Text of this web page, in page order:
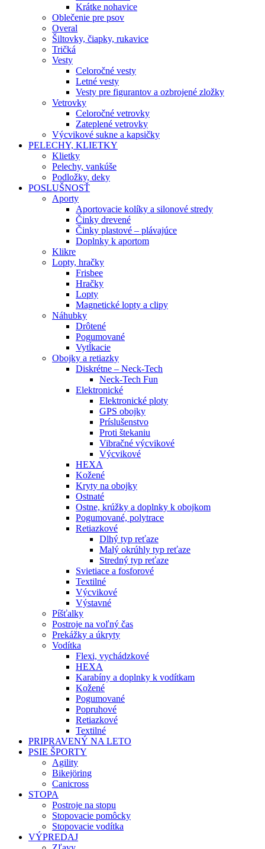
Krátke nohavice
Oblečenie pre psov
Overal
Šiltovky, čiapky, rukavice
Tričká
Vesty
Celoročné vesty
Letné vesty
Vesty pre figurantov a ozbrojené zložky
Vetrovky
Celoročné vetrovky
Zateplené vetrovky
Výcvikové sukne a kapsičky
PELECHY, KLIETKY
Klietky
Pelechy, vankúše
Podložky, deky
POSLUŠNOSŤ
Aporty
Aportovacie kolíky a silonové stredy
Činky drevené
Činky plastové – plávajúce
Doplnky k aportom
Klikre
Lopty, hračky
Frisbee
Hračky
Lopty
Magnetické lopty a clipy
Náhubky
Drôtené
Pogumované
Vytĺkacie
Obojky a retiazky
Diskrétne – Neck-Tech
Neck-Tech Fun
Elektronické
Elektronické ploty
GPS obojky
Príslušenstvo
Proti štekaniu
Vibračné výcvikové
Výcvikové
HEXA
Kožené
Kryty na obojky
Ostnaté
Ostne, krúžky a doplnky k obojkom
Pogumované, polytrace
Retiazkové
Dlhý typ reťaze
Malý okrúhly typ reťaze
Stredný typ reťaze
Svietiace a fosforové
Textilné
Výcvikové
Výstavné
Píšťalky
Postroje na voľný čas
Prekážky a úkryty
Vodítka
Flexi, vychádzkové
HEXA
Karabíny a doplnky k vodítkam
Kožené
Pogumované
Popruhové
Retiazkové
Textilné
PRIPRAVENÝ NA LETO
PSIE ŠPORTY
Agility
Bikejöring
Canicross
STOPA
Postroje na stopu
Stopovacie pomôcky
Stopovacie vodítka
VÝPREDAJ